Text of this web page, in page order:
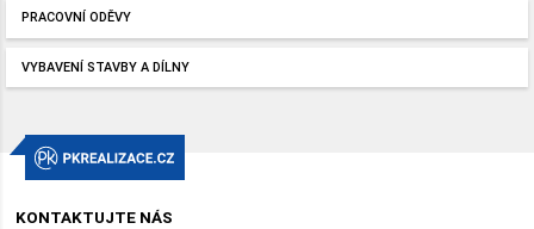
PRACOVNÍ ODĚVY
VYBAVENÍ STAVBY A DÍLNY
KONTAKTUJTE NÁS